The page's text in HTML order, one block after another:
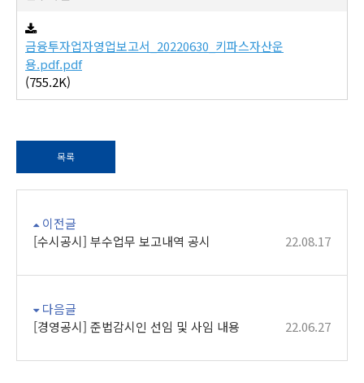
금융투자업자영업보고서_20220630_키파스자산운
용.pdf.pdf
(755.2K)
목록
이전글
[수시공시] 부수업무 보고내역 공시
22.08.17
다음글
[경영공시] 준법감시인 선임 및 사임 내용
22.06.27